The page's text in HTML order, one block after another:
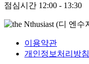
점심시간 12:00 - 13:30
이용약관
개인정보처리방침